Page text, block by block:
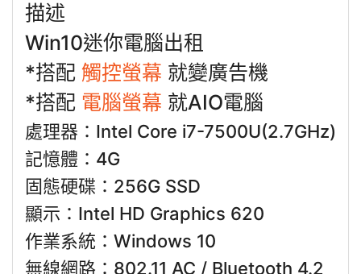
描述
Win10迷你電腦出租
*搭配 觸控螢幕 就變廣告機
*搭配 電腦螢幕 就AIO電腦
處理器：Intel Core i7-7500U(2.7GHz)
記憶體：4G
固態硬碟：256G SSD
顯示：Intel HD Graphics 620
作業系統：Windows 10
無線網路：802.11 AC / Bluetooth 4.2